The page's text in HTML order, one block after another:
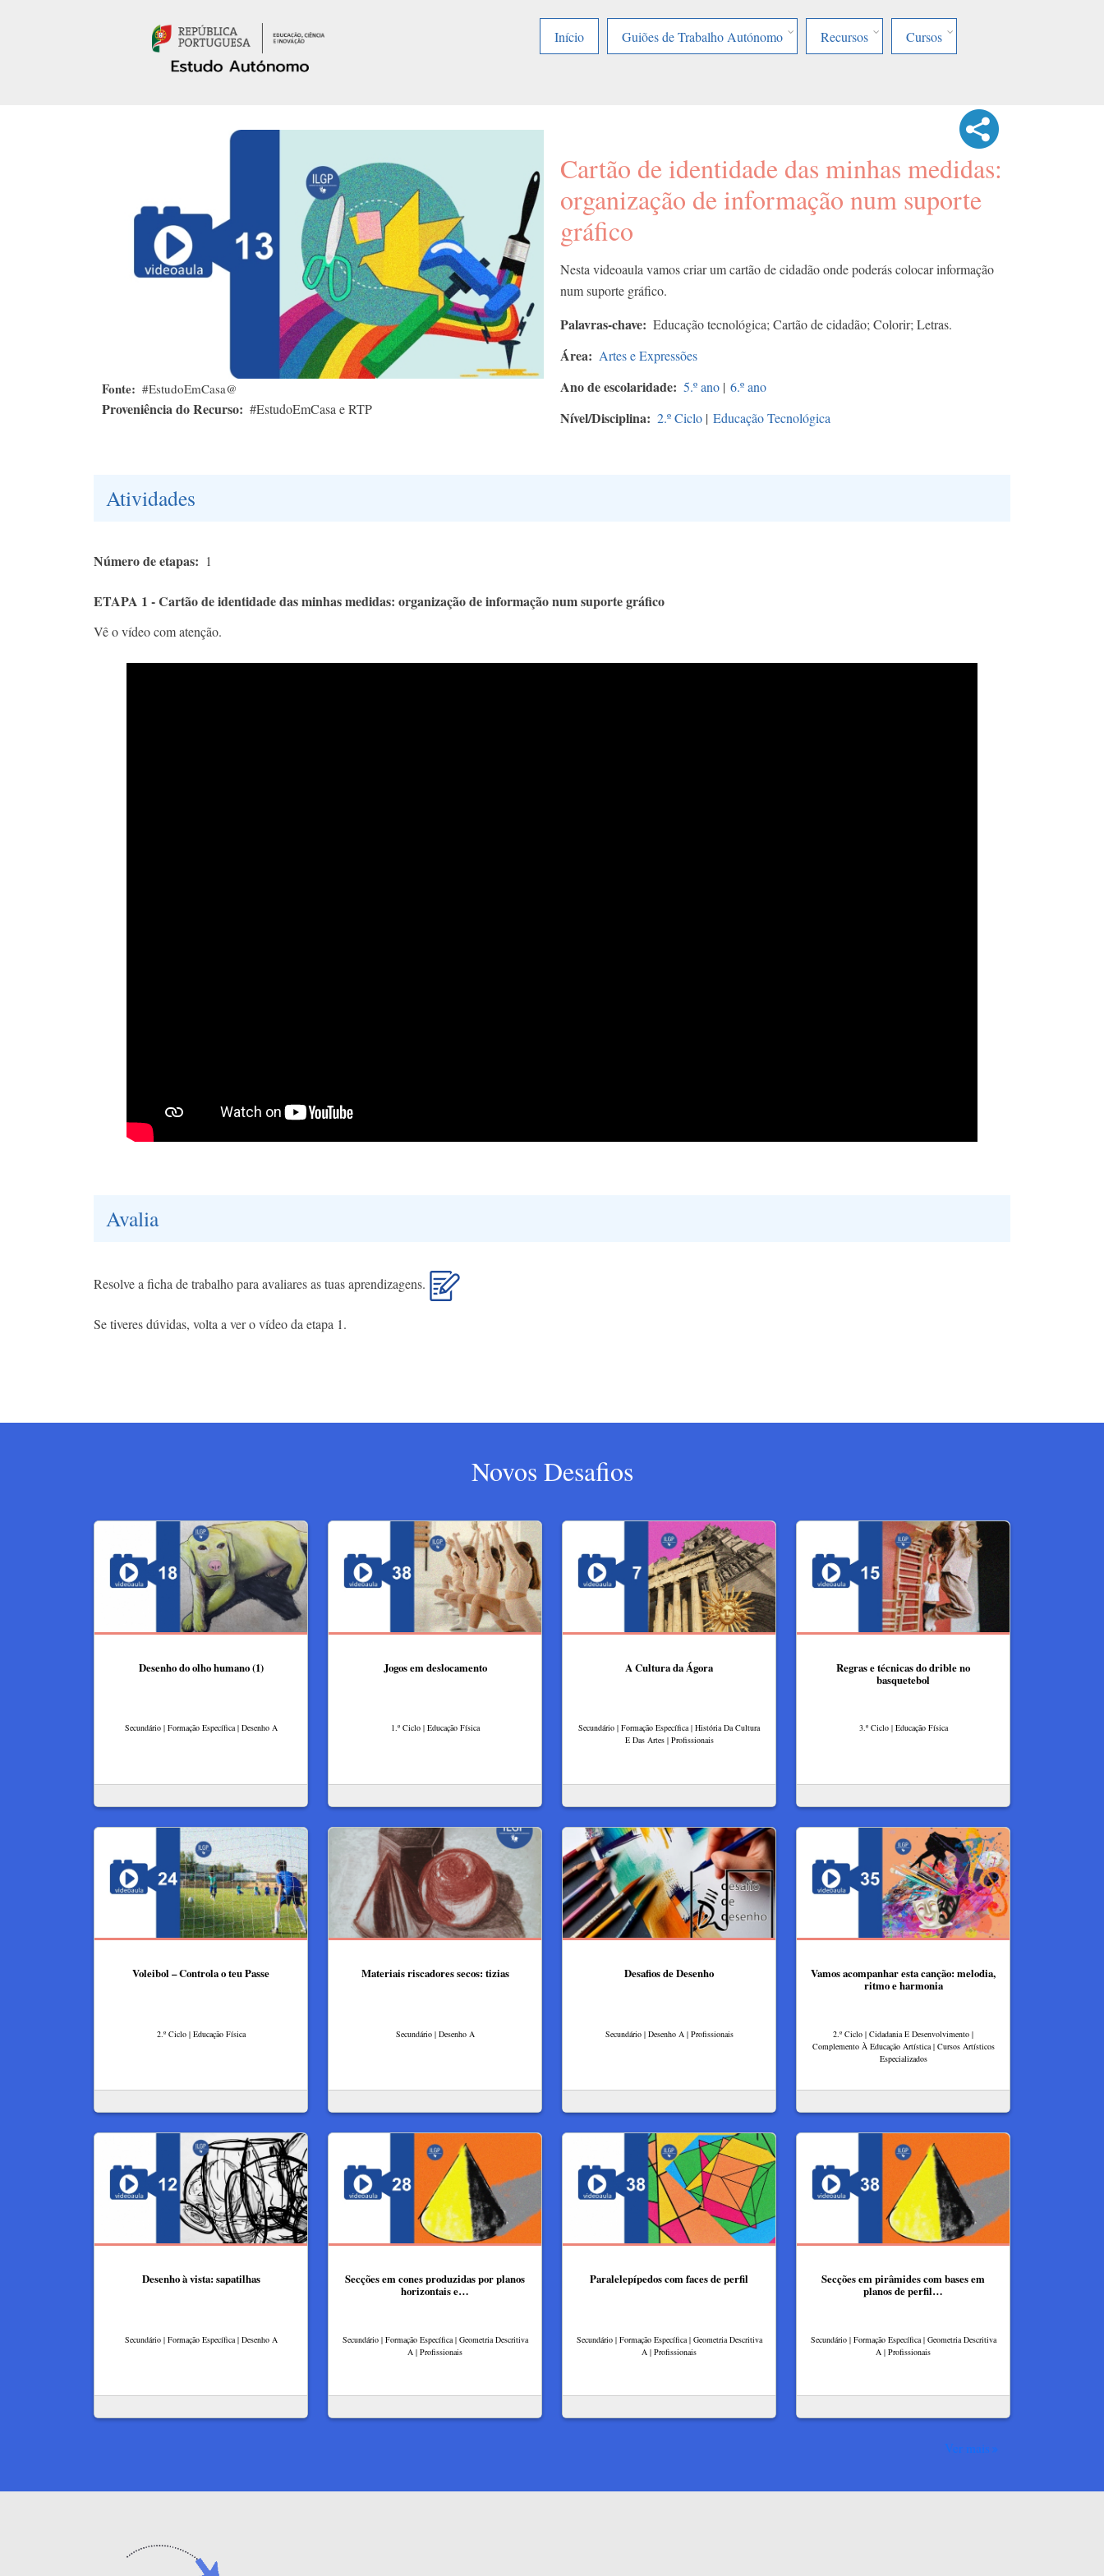
Início
Guiões de Trabalho Autónomo Recursos Cursos
Fonte #EstudoEmCasa@
Proveniência do Recurso #EstudoEmCasa e RTP
Cartão de identidade das minhas medidas:
organização de informação num suporte
gráfico
Nesta videoaula vamos criar um cartão de cidadão onde poderás colocar informação
num suporte gráfico.
Palavras-chave Educação tecnológica; Cartão de cidadão; Colorir; Letras.
Área Artes e Expressões
Ano de escolaridade 5.º ano | 6.º ano
Nível/Disciplina 2.º Ciclo | Educação Tecnológica
Atividades
Número de etapas 1
ETAPA 1 - Cartão de identidade das minhas medidas: organização de informação num suporte gráfico
Vê o vídeo com atenção.
Avalia
Resolve a ficha de trabalho para avaliares as tuas aprendizagens.
Se tiveres dúvidas, volta a ver o vídeo da etapa 1.
Novos Desafios
Desenho do olho humano (1)
Secundário | Formação Específica | Desenho A
Jogos em deslocamento
1.º Ciclo | Educação Física
A Cultura da Ágora
Secundário | Formação Específica | História Da Cultura
E Das Artes | Profissionais
Regras e técnicas do drible no
basquetebol
3.º Ciclo | Educação Física
Voleibol – Controla o teu Passe
2.º Ciclo | Educação Física
Materiais riscadores secos: tizias
Secundário | Desenho A
Desafios de Desenho
Secundário | Desenho A | Profissionais
Vamos acompanhar esta canção: melodia,
ritmo e harmonia
2.º Ciclo | Cidadania E Desenvolvimento |
Complemento À Educação Artística | Cursos Artísticos
Especializados
Desenho à vista: sapatilhas
Secundário | Formação Específica | Desenho A
Secções em cones produzidas por planos
horizontais e…
Secundário | Formação Específica | Geometria Descritiva
A | Profissionais
Paralelepípedos com faces de perfil
Secundário | Formação Específica | Geometria Descritiva
A | Profissionais
Secções em pirâmides com bases em
planos de perfil…
Secundário | Formação Específica | Geometria Descritiva
A | Profissionais
Ver mais